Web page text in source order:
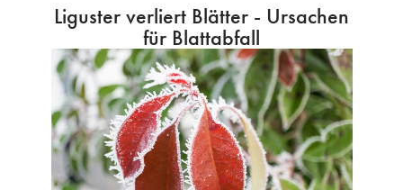
Liguster verliert Blätter - Ursachen
für Blattabfall